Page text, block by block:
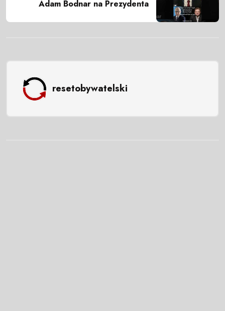
Adam Bodnar na Prezydenta
resetobywatelski